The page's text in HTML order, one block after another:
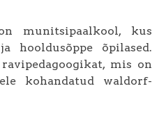
munitsipaalkool, kus
hooldusõppe õpilased.
mis on
kohandatud waldorf-